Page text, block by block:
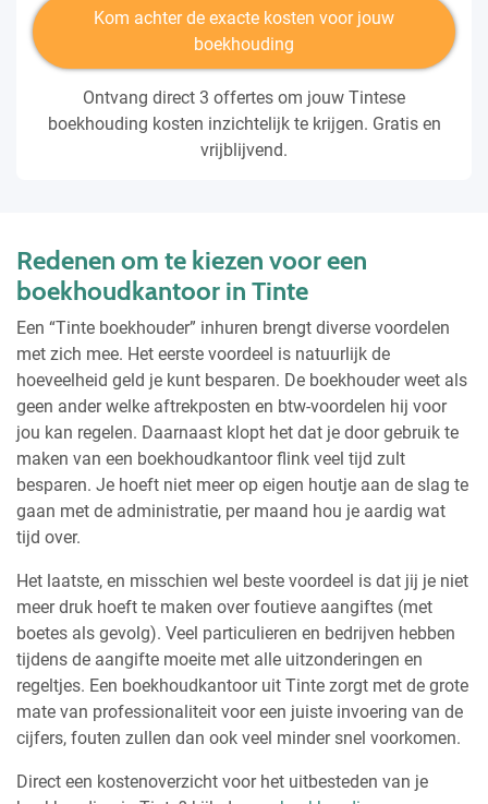
Kom achter de exacte kosten voor jouw
boekhouding
Ontvang direct 3 offertes om jouw Tintese
boekhouding kosten inzichtelijk te krijgen. Gratis en
vrijblijvend.
Redenen om te kiezen voor een
boekhoudkantoor in Tinte
Een “Tinte boekhouder” inhuren brengt diverse voordelen
met zich mee. Het eerste voordeel is natuurlijk de
hoeveelheid geld je kunt besparen. De boekhouder weet als
geen ander welke aftrekposten en btw-voordelen hij voor
jou kan regelen. Daarnaast klopt het dat je door gebruik te
maken van een boekhoudkantoor flink veel tijd zult
besparen. Je hoeft niet meer op eigen houtje aan de slag te
gaan met de administratie, per maand hou je aardig wat
tijd over.
Het laatste, en misschien wel beste voordeel is dat jij je niet
meer druk hoeft te maken over foutieve aangiftes (met
boetes als gevolg). Veel particulieren en bedrijven hebben
tijdens de aangifte moeite met alle uitzonderingen en
regeltjes. Een boekhoudkantoor uit Tinte zorgt met de grote
mate van professionaliteit voor een juiste invoering van de
cijfers, fouten zullen dan ook veel minder snel voorkomen.
Direct een kostenoverzicht voor het uitbesteden van je